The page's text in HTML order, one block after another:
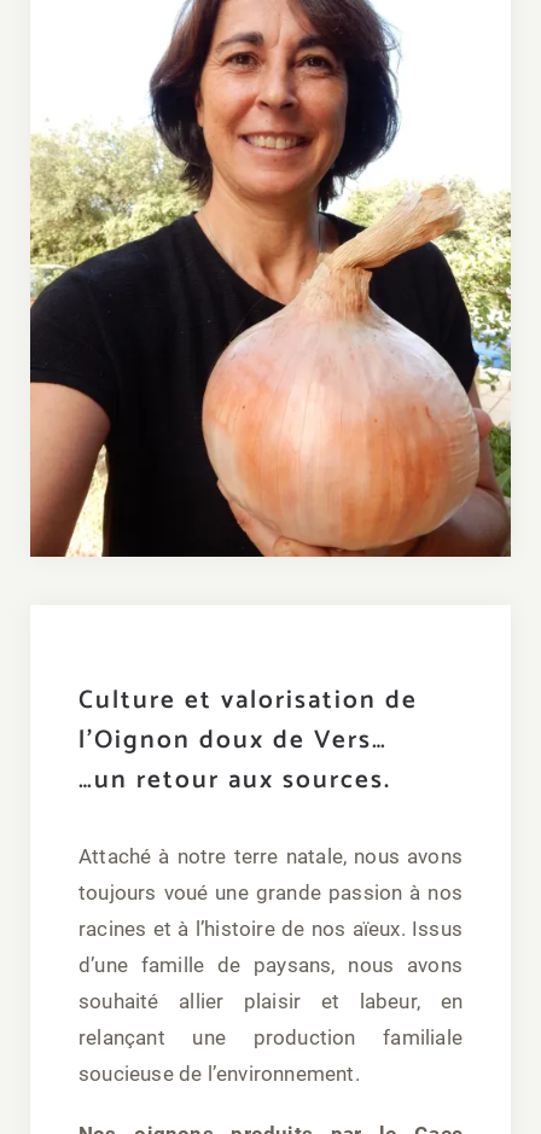
Culture et valorisation de
l’Oignon doux de Vers…
…un retour aux sources.
Attaché à notre terre natale, nous avons
toujours voué une grande passion à nos
racines et à l’histoire de nos aïeux. Issus
d’une famille de paysans, nous avons
souhaité allier plaisir et labeur, en
relançant une production familiale
soucieuse de l’environnement.